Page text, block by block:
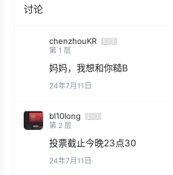
讨论
chenzhouKR
Lv1
第 1 层
妈妈，我想和你糙B
24年7月11日
bl10long
Lv1
第 2 层
投票截止今晚23点30
24年7月11日